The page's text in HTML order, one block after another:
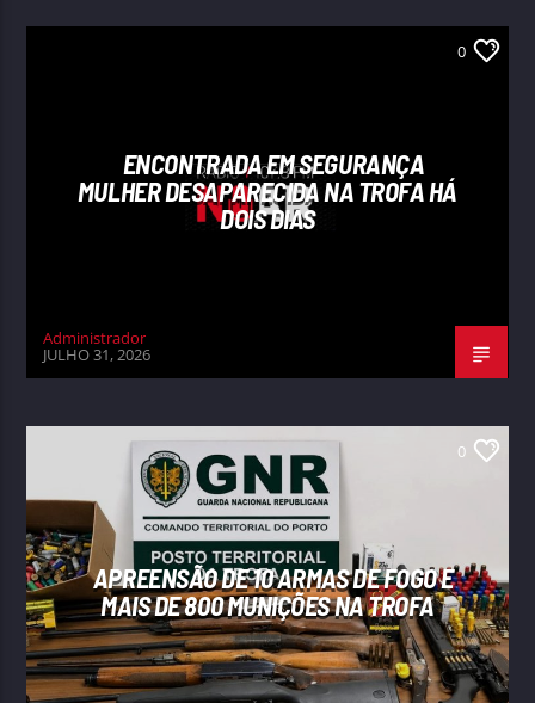
0
ENCONTRADA EM SEGURANÇA
MULHER DESAPARECIDA NA TROFA HÁ
DOIS DIAS
Administrador
JULHO 31, 2026
0
APREENSÃO DE 10 ARMAS DE FOGO E
MAIS DE 800 MUNIÇÕES NA TROFA